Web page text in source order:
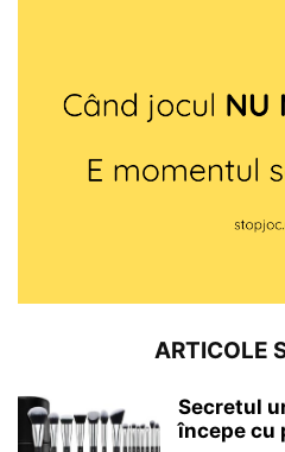
ARTICOLE
Secretul
începe cu